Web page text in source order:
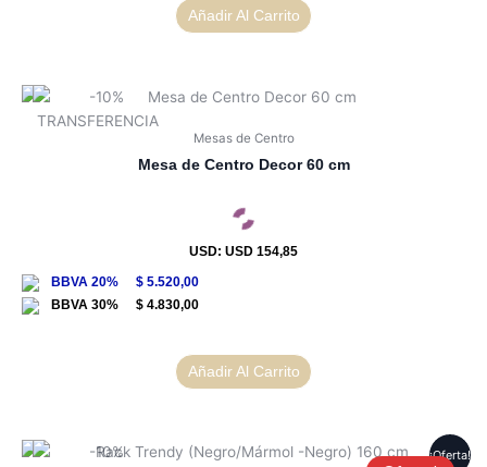
Añadir Al Carrito
Mesas de Centro
Mesa de Centro Decor 60 cm
USD: USD 154,85
$ 5.520,00
$ 4.830,00
Añadir Al Carrito
¡Oferta!